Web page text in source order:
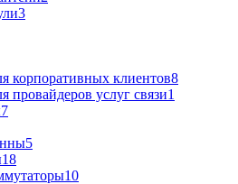
3
корпоративных клиентов8
провайдеров услуг связи1
7
5
18
10